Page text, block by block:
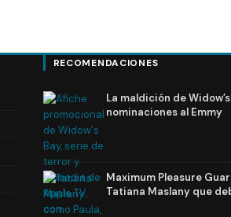
RECOMENDACIONES
La maldición de
nominaciones al Emmy
Maximum Pleasure
Tatiana Maslany que